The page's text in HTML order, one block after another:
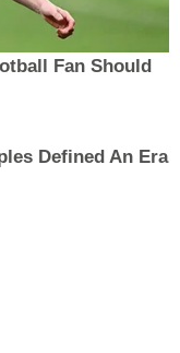
Fan Should
Defined An Era